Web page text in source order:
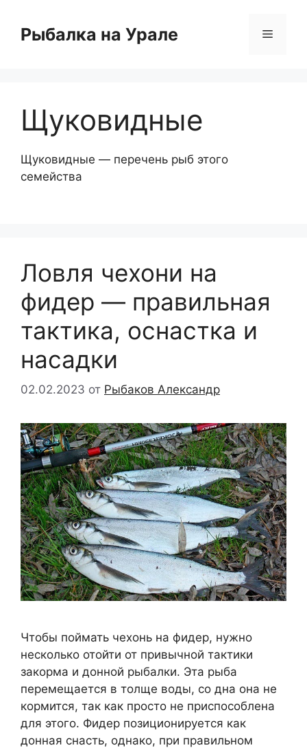
содержимому
Рыбалка на Урале Меню
Щуковидные
Щуковидные — перечень рыб этого
семейства
Ловля чехони на
фидер — правильная
тактика, оснастка и
насадки
02.02.2023 от Рыбаков Александр
Чтобы поймать чехонь на фидер, нужно
несколько отойти от привычной тактики
закорма и донной рыбалки. Эта рыба
перемещается в толще воды, со дна она не
кормится, так как просто не приспособлена
для этого. Фидер позиционируется как
донная снасть, однако, при правильном